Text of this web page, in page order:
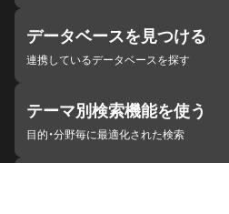
データベースを見つける
連携しているデータベースを探す
テーマ別検索機能を使う
目的・分野毎に最適化された検索